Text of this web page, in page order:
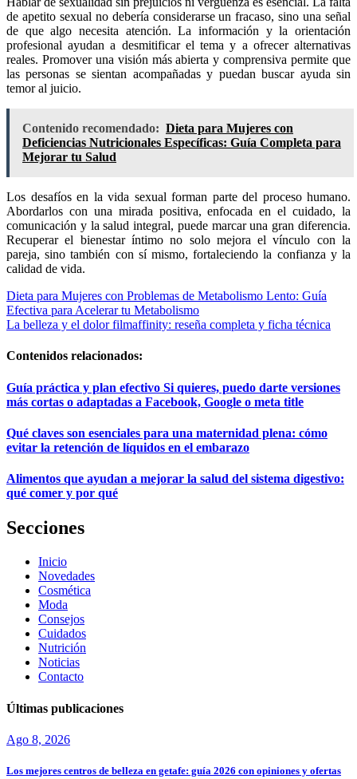
de apetito sexual no debería considerarse un fracaso, sino una señal
de que algo necesita atención. La información y la orientación
profesional ayudan a desmitificar el tema y a ofrecer alternativas
reales. Promover una visión más abierta y comprensiva permite que
las personas se sientan acompañadas y puedan buscar ayuda sin
temor al juicio.
Contenido recomendado: Dieta para Mujeres con
Deficiencias Nutricionales Específicas: Guía Completa para
Mejorar tu Salud
Los desafíos en la vida sexual forman parte del proceso humano.
Abordarlos con una mirada positiva, enfocada en el cuidado, la
comunicación y la salud integral, puede marcar una gran diferencia.
Recuperar el bienestar íntimo no solo mejora el vínculo con la
pareja, sino también con sí mismo, fortaleciendo la confianza y la
calidad de vida.
Navegación
de
Dieta para Mujeres con Problemas de Metabolismo Lento: Guía
Efectiva para Acelerar tu Metabolismo
La belleza y el dolor filmaffinity: reseña completa y ficha técnica
Contenidos relacionados:
Guía práctica y plan efectivo Si quieres, puedo darte versiones
más cortas o adaptadas a Facebook, Google o meta title
Qué claves son esenciales para una maternidad plena: cómo
evitar la retención de líquidos en el embarazo
Alimentos que ayudan a mejorar la salud del sistema digestivo:
qué comer y por qué
Secciones
Inicio
Novedades
Cosmética
Moda
Consejos
Cuidados
Nutrición
Noticias
Contacto
Últimas publicaciones
Ago 8, 2026
Los mejores centros de belleza en getafe: guía 2026 con opiniones y ofertas